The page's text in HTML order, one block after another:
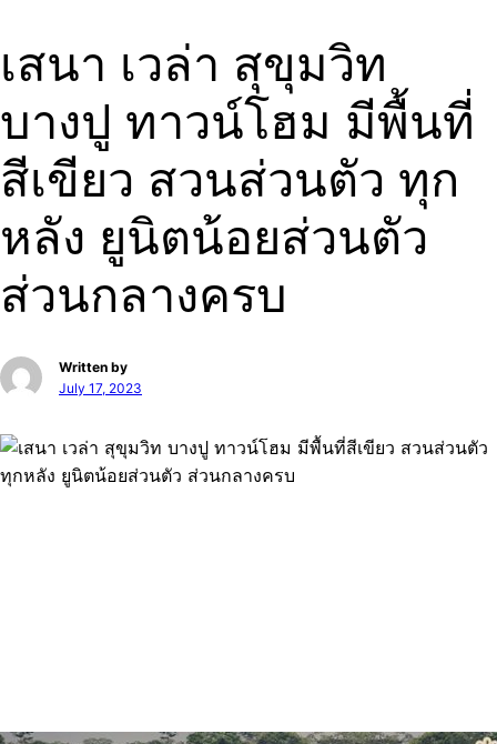
เสนา เวล่า สุขุมวิท
บางปู ทาวน์โฮม มีพื้นที่
สีเขียว สวนส่วนตัว ทุก
หลัง ยูนิตน้อยส่วนตัว
ส่วนกลางครบ
Written by
July 17, 2023